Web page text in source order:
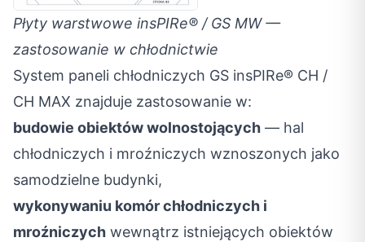
Płyty warstwowe insPIRe® / GS MW —
zastosowanie w chłodnictwie
System paneli chłodniczych GS insPIRe® CH /
CH MAX znajduje zastosowanie w:
budowie obiektów wolnostojących — hal
chłodniczych i mroźniczych wznoszonych jako
samodzielne budynki,
wykonywaniu komór chłodniczych i
mroźniczych wewnątrz istniejących obiektów